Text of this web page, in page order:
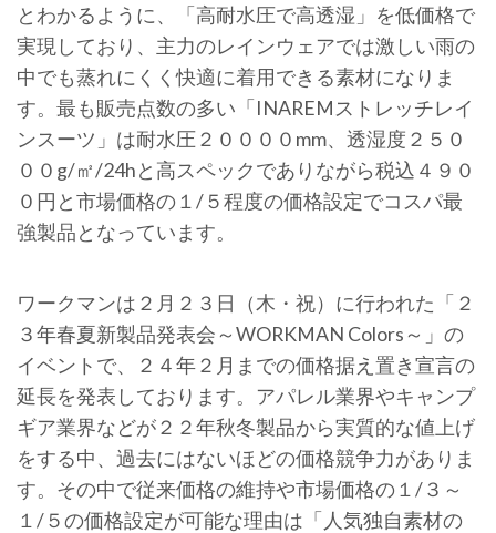
とわかるように、「高耐水圧で高透湿」を低価格で
実現しており、主力のレインウェアでは激しい雨の
中でも蒸れにくく快適に着用できる素材になりま
す。最も販売点数の多い「INAREMストレッチレイ
ンスーツ」は耐水圧２００００mm、透湿度２５０
００g/㎡/24hと高スペックでありながら税込４９０
０円と市場価格の１/５程度の価格設定でコスパ最
強製品となっています。
ワークマンは２月２３日（木・祝）に行われた「２
３年春夏新製品発表会～WORKMAN Colors～」の
イベントで、２４年２月までの価格据え置き宣言の
延長を発表しております。アパレル業界やキャンプ
ギア業界などが２２年秋冬製品から実質的な値上げ
をする中、過去にはないほどの価格競争力がありま
す。その中で従来価格の維持や市場価格の１/３～
１/５の価格設定が可能な理由は「人気独自素材の